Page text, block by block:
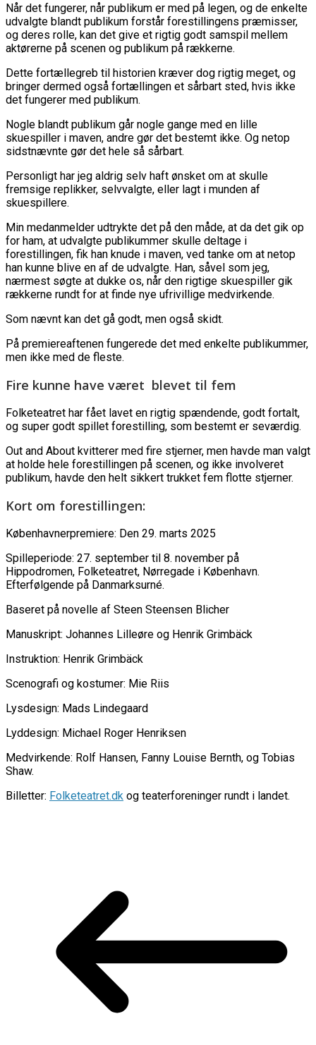
Når det fungerer, når publikum er med på legen, og de enkelte
udvalgte blandt publikum forstår forestillingens præmisser,
og deres rolle, kan det give et rigtig godt samspil mellem
aktørerne på scenen og publikum på rækkerne.
Dette fortællegreb til historien kræver dog rigtig meget, og
bringer dermed også fortællingen et sårbart sted, hvis ikke
det fungerer med publikum.
Nogle blandt publikum går nogle gange med en lille
skuespiller i maven, andre gør det bestemt ikke. Og netop
sidstnævnte gør det hele så sårbart.
Personligt har jeg aldrig selv haft ønsket om at skulle
fremsige replikker, selvvalgte, eller lagt i munden af
skuespillere.
Min medanmelder udtrykte det på den måde, at da det gik op
for ham, at udvalgte publikummer skulle deltage i
forestillingen, fik han knude i maven, ved tanke om at netop
han kunne blive en af de udvalgte. Han, såvel som jeg,
nærmest søgte at dukke os, når den rigtige skuespiller gik
rækkerne rundt for at finde nye ufrivillige medvirkende.
Som nævnt kan det gå godt, men også skidt.
På premiereaftenen fungerede det med enkelte publikummer,
men ikke med de fleste.
Fire kunne have været blevet til fem
Folketeatret har fået lavet en rigtig spændende, godt fortalt,
og super godt spillet forestilling, som bestemt er seværdig.
Out and About kvitterer med fire stjerner, men havde man valgt
at holde hele forestillingen på scenen, og ikke involveret
publikum, havde den helt sikkert trukket fem flotte stjerner.
Kort om forestillingen:
Københavnerpremiere: Den 29. marts 2025
Spilleperiode: 27. september til 8. november på
Hippodromen, Folketeatret, Nørregade i København.
Efterfølgende på Danmarksurné.
Baseret på novelle af Steen Steensen Blicher
Manuskript: Johannes Lilleøre og Henrik Grimbäck
Instruktion: Henrik Grimbäck
Scenografi og kostumer: Mie Riis
Lysdesign: Mads Lindegaard
Lyddesign: Michael Roger Henriksen
Medvirkende: Rolf Hansen, Fanny Louise Bernth, og Tobias
Shaw.
Billetter: Folketeatret.dk og teaterforeninger rundt i landet.